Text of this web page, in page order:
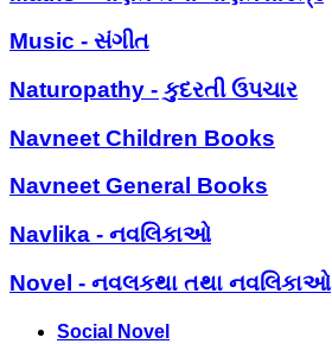
Music - સંગીત
Naturopathy - કુદરતી ઉપચાર
Navneet Children Books
Navneet General Books
Navlika - નવલિકાઓ
Novel - નવલકથા તથા નવલિકાઓ
Social Novel